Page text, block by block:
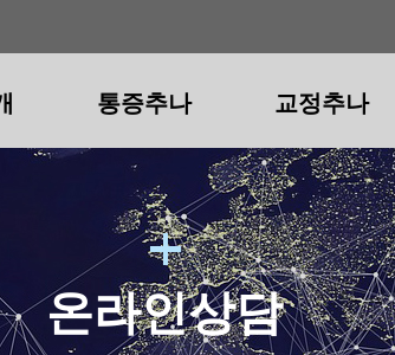
청구경희 추나요법 청구경희 다이
통증추나
통증
통증
후통증
골반통증추나
골반통/소리
다리저림/당김
턱관절
턱관절
턱통증
개구장
목어깨
교정추나
등/굽은어깨
허리
키
골반
골반교정추나
골반틀어짐
휜다리
안짱걸음/팔자걸음
오리엉덩이
보도자료 FAQ 치
온라인상담